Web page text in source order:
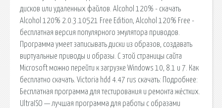
дисков или удаленных файлов. Alcohol 120% - скачать
Alcohol 120% 2.0.3.10521 Free Edition, Alcohol 120% Free -
бесплатная версия популярного эмулятора приводов.
Программа умеет записывать диски из образов, создавать
виртуальные приводы и образы. С этой страницы сайта
Microsoft можно перейти к загрузке Windows 10, 8.1 и 7. Как
бесплатно скачать. Victoria hdd 4.47 rus скачать: Подробнее:
Бесплатная программа для тестирования и ремонта жёстких.
UltraISO — лучшая программа для работы с образами